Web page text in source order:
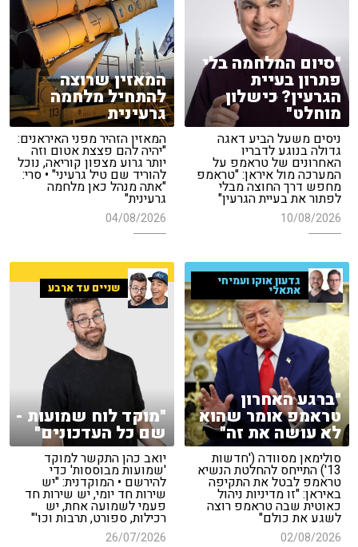
"סיום המלחמה בלי
פתרון בעיית
הגרעין? כישלון
מוחלט"
ניסים משעל הביע דאגה
גדולה בנוגע לדבריו
האחרונים של טראמפ על
המערכה מול איראן: "טראמפ
מחפש דרך החוצה מבלי
לפתור את בעיית הגרעין"
10/08/2026
המאזין שרוצה
להתחיל מלחמה
גרעינית
המאזין הזהיר מפני האיראנים:
"יהיה להם פצצת אטום וזה
יותר גרוע מצפון קוריאה, נוכל
להוריד שם טיל גרעיני" • סרי:
"אתה מנהל כאן מלחמה
גרעינית"
04/08/2026
גדעון אוקו ועמיחי
אתאלי
"ברגע האחרון
טראמפ אומר שהוא
לא עושה את זה"
סולימאן מסוודה ('חדשות
13') התייחס להחלטת הנשיא
טראמפ לבטל את התקיפה
באיראן: "זו מדיניות ניהול
כאוטית שבה טראמפ רוצה
לשגע את כולם"
02/08/2026
שניים עד ארבע
"מוקד לוח שמועות -
שם כל העדכונים"
יואב כהן התקשר למוקד
'שמועות מבוססות' כדי
להירשם • המוקדנית: "יש
שירות חד יומי, יש שירות חד
פעמי לשמועה אחת, יש
רכילות, ספורט, תרבות וכו'"
26/07/2026